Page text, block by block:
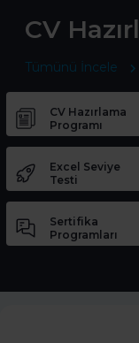
CV
Tümünü İncele
CV Hazırlama
Programı
Excel Seviye
Testi
Sertifika
Programları